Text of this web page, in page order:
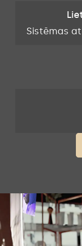
Sistēmas